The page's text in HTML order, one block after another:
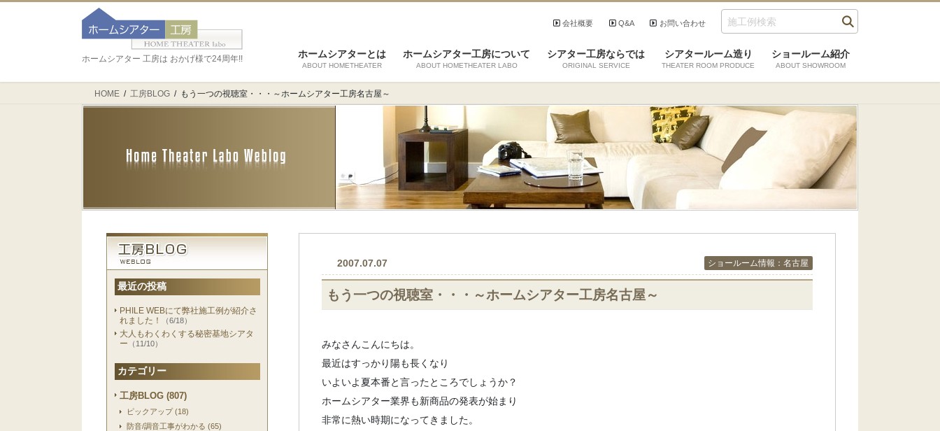
お問い合わせ
Q&A
会社概要
ホームシアター 工房は おかげ様で24周年!! ホームシアターとは
ABOUT HOMETHEATER
ホームシアター工房について
ABOUT HOMETHEATER LABO
シアター工房ならでは
ORIGINAL SERVICE
シアタールーム造り
THEATER ROOM PRODUCE
ショールーム紹介
ABOUT SHOWROOM
HOME 工房BLOG もう一つの視聴室・・・～ホームシアター工房名古屋～
最近の投稿
PHILE WEBにて弊社施工例が紹介さ
れました！
（6/18）
大人もわくわくする秘密基地シアタ
ー （11/10）
カテゴリー
工房BLOG (807)
ピックアップ (18)
防音/調音工事がわかる (65)
2007.07.07 ショールーム情報：名古屋
もう一つの視聴室・・・～ホームシアター工房名古屋～
みなさんこんにちは。
最近はすっかり陽も長くなり
いよいよ夏本番と言ったところでしょうか？
ホームシアター業界も新商品の発表が始まり
非常に熱い時期になってきました。